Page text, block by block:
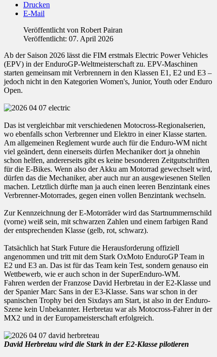
Drucken
E-Mail
Veröffentlicht von Robert Pairan
Veröffentlicht: 07. April 2026
Ab der Saison 2026 lässt die FIM erstmals Electric Power Vehicles
(EPV) in der EnduroGP-Weltmeisterschaft zu. EPV-Maschinen
starten gemeinsam mit Verbrennern in den Klassen E1, E2 und E3 –
jedoch nicht in den Kategorien Women's, Junior, Youth oder Enduro
Open.
Das ist vergleichbar mit verschiedenen Motocross-Regionalserien,
wo ebenfalls schon Verbrenner und Elektro in einer Klasse starten.
Am allgemeinen Reglement wurde auch für die Enduro-WM nicht
viel geändert, denn einerseits dürfen Mechaniker dort ja ohnehin
schon helfen, andererseits gibt es keine besonderen Zeitgutschriften
für die E-Bikes. Wenn also der Akku am Motorrad gewechselt wird,
dürfen das die Mechaniker, aber auch nur an ausgewiesenen Stellen
machen. Letztlich dürfte man ja auch einen leeren Benzintank eines
Verbrenner-Motorrades, gegen einen vollen Benzintank wechseln.
Zur Kennzeichnung der E-Motorräder wird das Startnummernschild
(vorne) weiß sein, mit schwarzen Zahlen und einem farbigen Rand
der entsprechenden Klasse (gelb, rot, schwarz).
Tatsächlich hat Stark Future die Herausforderung offiziell
angenommen und tritt mit dem Stark OxMoto EnduroGP Team in
E2 und E3 an. Das ist für das Team kein Test, sondern genauso ein
Wettbewerb, wie er auch schon in der SuperEnduro-WM.
Fahren werden der Franzose David Herbretau in der E2-Klasse und
der Spanier Marc Sans in der E3-Klasse. Sans war schon in der
spanischen Trophy bei den Sixdays am Start, ist also in der Enduro-
Szene kein Unbekannter. Herbretau war als Motocross-Fahrer in der
MX2 und in der Europameisterschaft erfolgreich.
David Herbretau wird die Stark in der E2-Klasse pilotieren